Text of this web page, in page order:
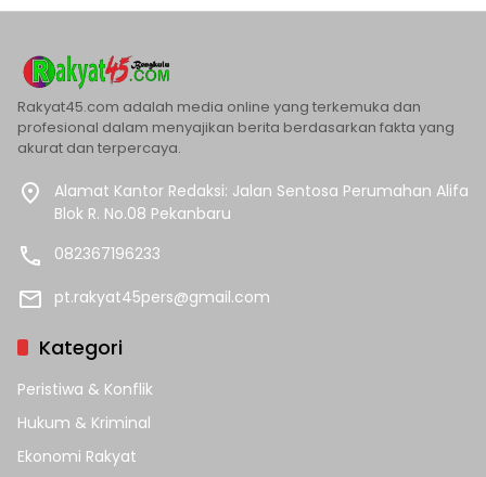
Rakyat45.com adalah media online yang terkemuka dan
profesional dalam menyajikan berita berdasarkan fakta yang
akurat dan terpercaya.
Alamat Kantor Redaksi: Jalan Sentosa Perumahan Alifa
Blok R. No.08 Pekanbaru
082367196233
pt.rakyat45pers@gmail.com
Kategori
Peristiwa & Konflik
Hukum & Kriminal
Ekonomi Rakyat